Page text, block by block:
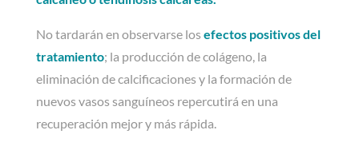
No tardarán en observarse los efectos positivos del
tratamiento; la producción de colágeno, la
eliminación de calcificaciones y la formación de
nuevos vasos sanguíneos repercutirá en una
recuperación mejor y más rápida.